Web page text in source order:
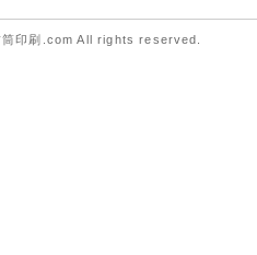
印刷.com All rights reserved.